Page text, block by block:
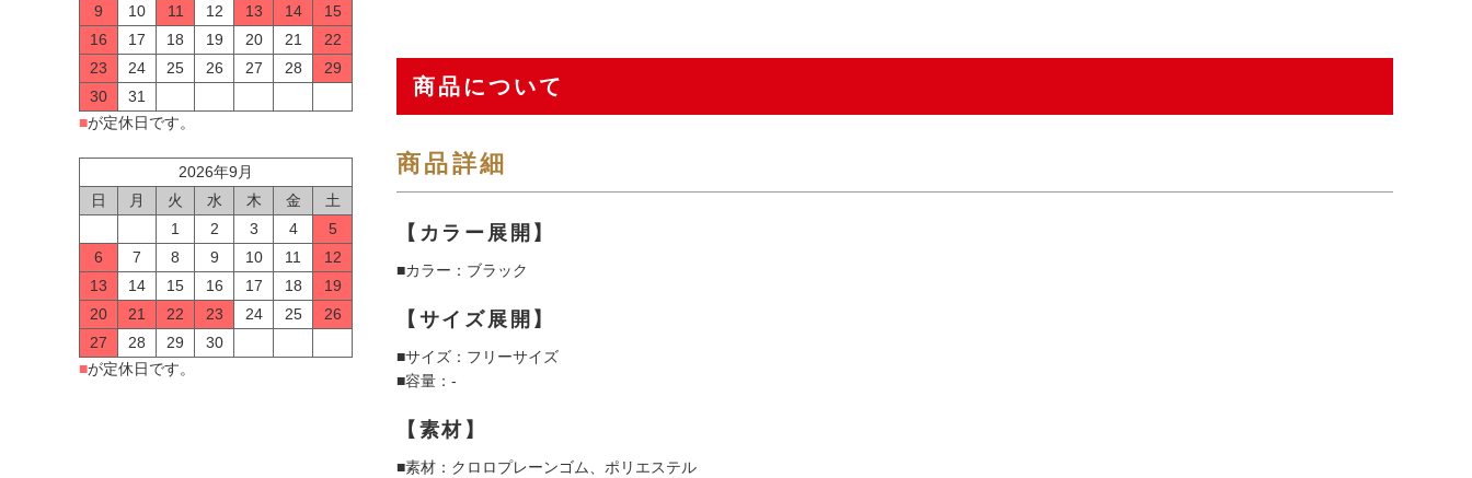
9
10 11 12 13 14
15
16
17 18 19 20 21
22
23
24 25 26 27 28
29
30
31
■が定休日です。
2026年9月
日
月 火 水 木 金
土
1
2 3 4
5
6
7 8 9 10 11
12
13
14 15 16 17 18
19
20
21 22 23 24 25
26
27
28 29
30
■が定休日です。
商品について
商品詳細
【カラー展開】
■カラー：ブラック
【サイズ展開】
■サイズ：フリーサイズ
■容量：-
【素材】
■素材：クロロプレーンゴム、ポリエステル